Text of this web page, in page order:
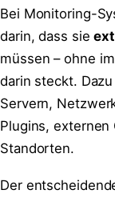
Bei Monitoring-
darin, dass sie
müssen – ohne
darin steckt.
Servern,
Plugins,
Standorten.
Der